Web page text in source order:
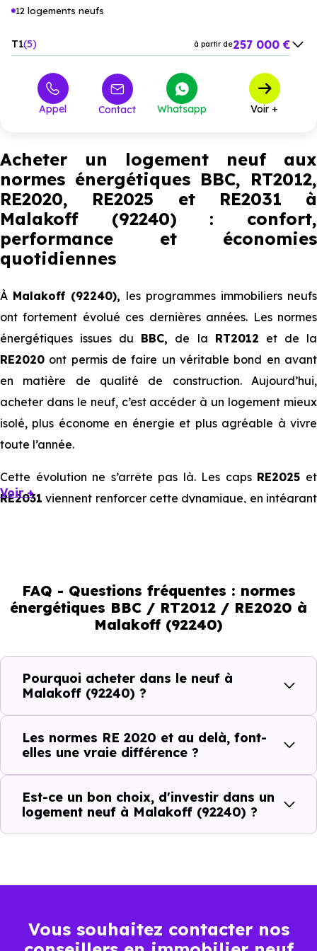
12 logements neufs
T1 5 à partir de257 000 €
à partir de 575 000 €
à partir de 545 500 €
Appel Contact Whatsapp Voir +
Acheter un logement neuf aux
normes énergétiques BBC, RT2012,
RE2020, RE2025 et RE2031 à
Malakoff (92240) : confort,
performance et économies
quotidiennes
À Malakoff (92240), les programmes immobiliers neufs
ont fortement évolué ces dernières années. Les normes
énergétiques issues du BBC, de la RT2012 et de la
RE2020 ont permis de faire un véritable bond en avant
en matière de qualité de construction. Aujourd’hui,
acheter dans le neuf, c’est accéder à un logement mieux
isolé, plus économe en énergie et plus agréable à vivre
toute l’année.
Cette évolution ne s’arrête pas là. Les caps RE2025 et
RE2031 viennent renforcer cette dynamique, en intégrant
immobilier, en valorisant les biens les plus performants.
En résumé :
Normes énergétiques de
l’immobilier neuf
BBC, RT2012, RE2020
Isolations thermiques
et phoniques
Économies
mensuelles sur les
Plus grande
Espaces ouverts
Voir +
FAQ - Questions fréquentes : normes
énergétiques BBC / RT2012 / RE2020 à
Malakoff (92240)
Pourquoi acheter dans le neuf à
Malakoff (92240) ?
Les normes RE 2020 et au delà, font-
elles une vraie différence ?
Est-ce un bon choix, d'investir dans un
logement neuf à Malakoff (92240) ?
Vous souhaitez contacter nos